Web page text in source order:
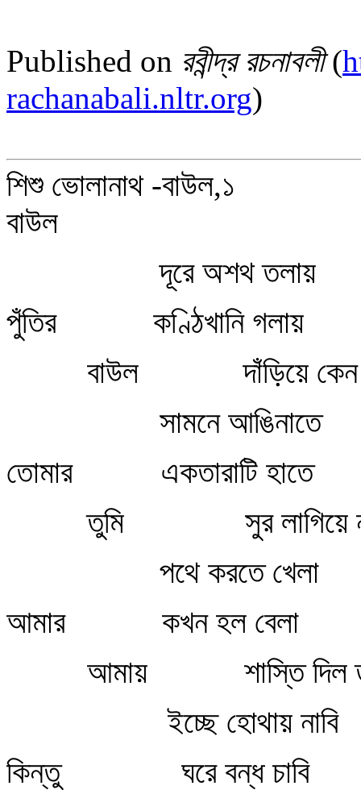
Published on রবীন্দ্র রচনাবলী(
rachanabali.nltr.org)
শিশু ভোলানাথ -বাউল,১
বাউল
দূরে অশথ তলায়
পুঁতির কণ্ঠিখানি গলায়
বাউল দাঁড়িয়ে কেন
সামনে আঙিনাতে
তোমার একতারাটি হাতে
তুমি সুর লাগিয়ে
পথে করতে খেলা
আমার কখন হল বেলা
আমায় শাস্তি দিল
ইচ্ছে হোথায় নাবি
কিন্তু ঘরে বন্ধ চাবি